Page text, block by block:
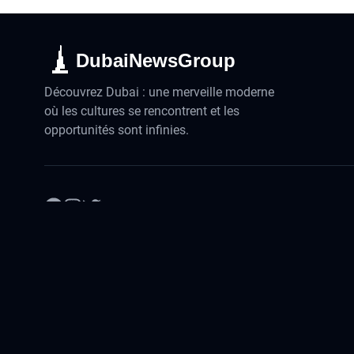
DubaiNewsGroup
Découvrez Dubai : une merveille moderne
où les cultures se rencontrent et les
opportunités sont infinies.